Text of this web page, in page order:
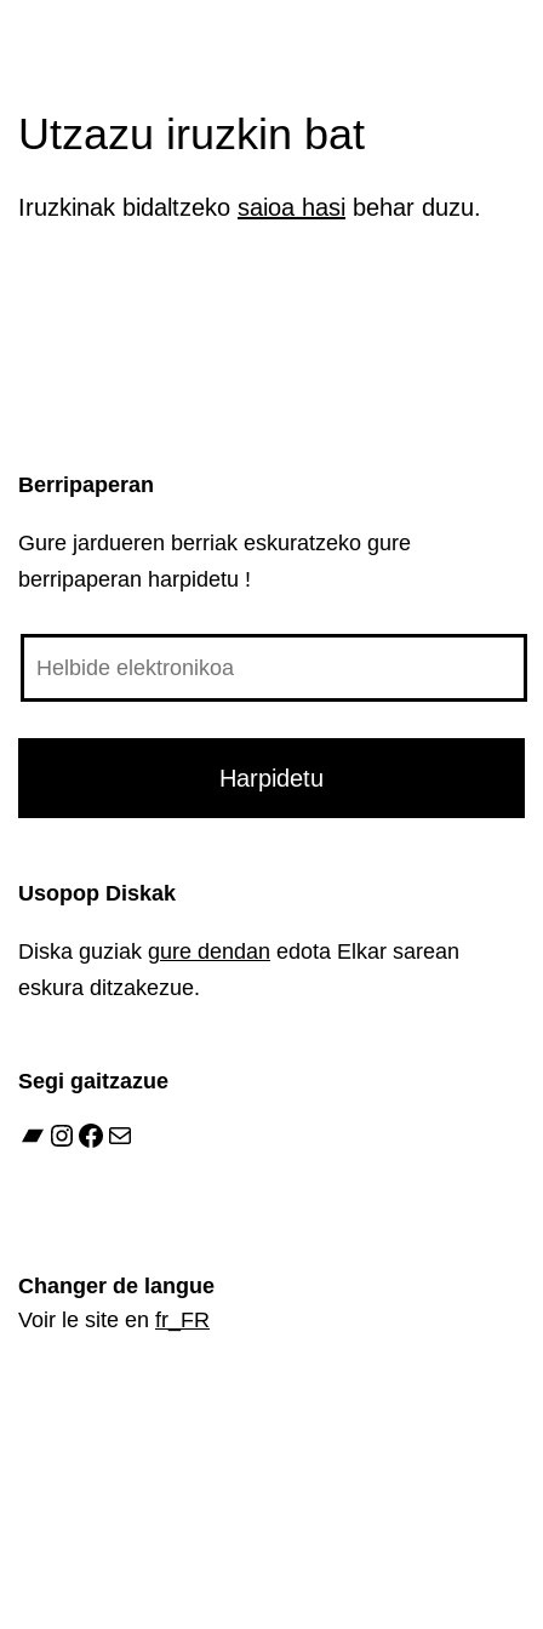
Utzazu iruzkin bat
Iruzkinak bidaltzeko saioa hasi behar duzu.
Berripaperan
Gure jardueren berriak eskuratzeko gure
berripaperan harpidetu !
Usopop Diskak
Diska guziak gure dendan edota Elkar sarean
eskura ditzakezue.
Segi gaitzazue
Bandcamp
Instagram
Facebook
Mail
Changer de langue
Voir le site en fr_FR